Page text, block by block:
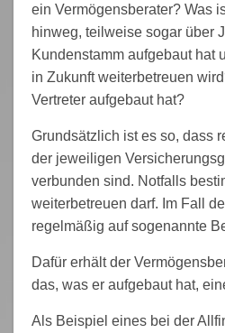
ein Vermögensberater? Was
hinweg, teilweise sogar über
Kundenstamm aufgebaut hat
in Zukunft weiterbetreuen
Vertreter aufgebaut hat?
Grundsätzlich ist es so, dass
der jeweiligen
verbunden sind. Notfalls
weiterbetreuen darf. Im Fall
regelmäßig auf sogenannte
Dafür erhält der
das, was er aufgebaut hat,
Als Beispiel eines bei der